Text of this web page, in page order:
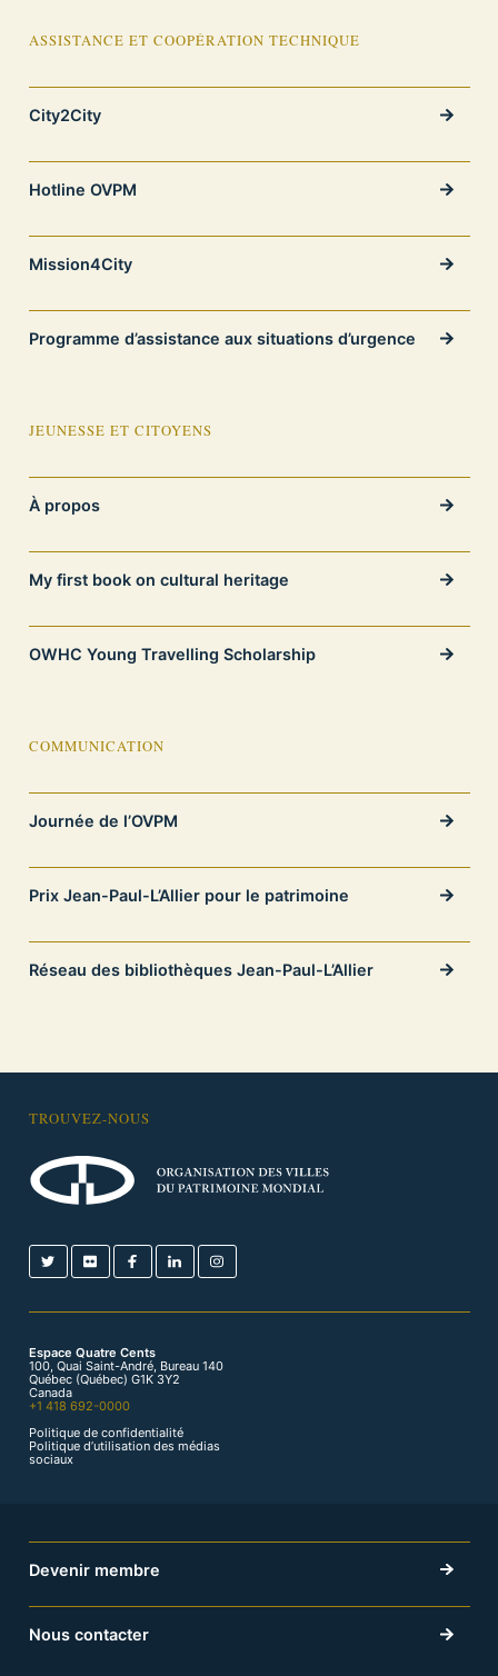
ASSISTANCE ET COOPÉRATION TECHNIQUE
City2City
Hotline OVPM
Mission4City
Programme d’assistance aux situations d’urgence
JEUNESSE ET CITOYENS
À propos
My first book on cultural heritage
OWHC Young Travelling Scholarship
COMMUNICATION
Journée de l’OVPM
Prix Jean-Paul-L’Allier pour le patrimoine
Réseau des bibliothèques Jean-Paul-L’Allier
TROUVEZ-NOUS
Espace Quatre Cents
100, Quai Saint-André, Bureau 140
Québec (Québec) G1K 3Y2
Canada
+1 418 692-0000
Politique de confidentialité
Politique d’utilisation des médias
sociaux
Devenir membre
Nous contacter